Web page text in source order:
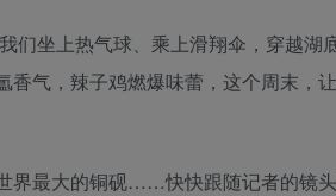
们坐上热气球、乘上滑翔伞，穿越湖
气，辣子鸡燃爆味蕾，这个周末，让
界最大的铜砚……快快跟随记者的镜